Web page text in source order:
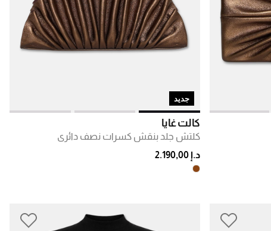
جديد
كالت غايا
كلتش جلد بنقش كسرات نصف دائري
د.إ 2.190,00